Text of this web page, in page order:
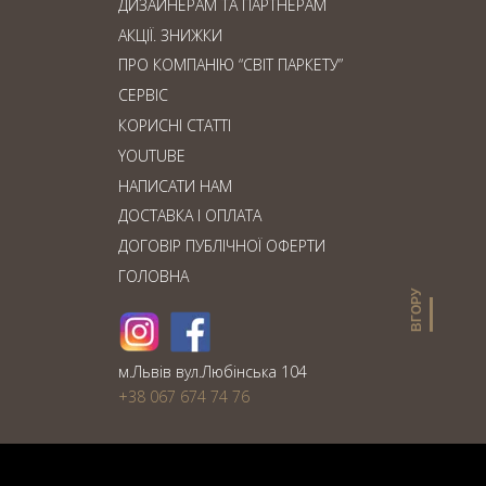
ДИЗАЙНЕРАМ ТА ПАРТНЕРАМ
АКЦІЇ. ЗНИЖКИ
ПРО КОМПАНІЮ “СВІТ ПАРКЕТУ”
СЕРВІС
КОРИСНІ СТАТТІ
YOUTUBE
НАПИСАТИ НАМ
ДОСТАВКА І ОПЛАТА
ДОГОВІР ПУБЛІЧНОЇ ОФЕРТИ
ГОЛОВНА
ВГОРУ
м.Львiв вул.Любiнська 104
+38 067 674 74 76